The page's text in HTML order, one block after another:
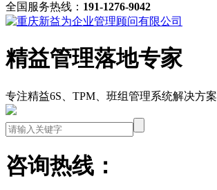
全国服务热线： 191-1276-9042
精益管理落地专家
专注精益6S、TPM、班组管理系统解决方案
咨询热线：